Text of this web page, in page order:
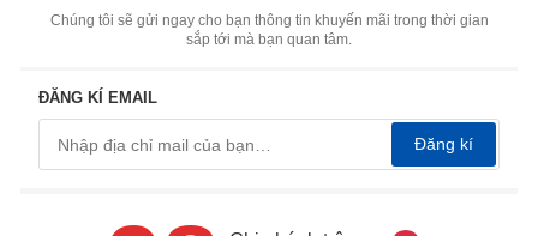
Chúng tôi sẽ gửi ngay cho bạn thông tin khuyến mãi trong thời gian
sắp tới mà bạn quan tâm.
ĐĂNG KÍ EMAIL
Đăng kí